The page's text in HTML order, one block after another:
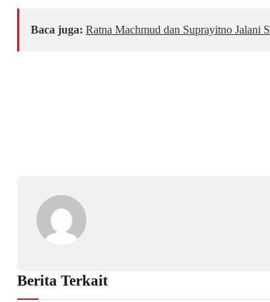
Baca juga: Ratna Machmud dan Suprayitno Jalani
Berita Terkait